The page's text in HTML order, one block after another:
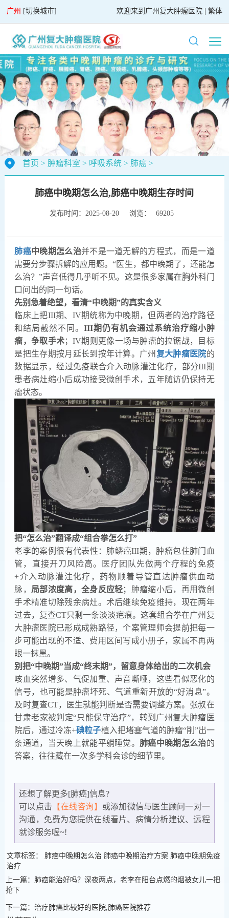
广州 [切换城市] 欢迎来到 广州复大肿瘤医院| 繁体
首页 > 肿瘤科室 > 呼吸系统> 肺癌>
肺癌中晚期怎么治,肺癌中晚期生存时间
发布时间：2025-08-20 浏览： 69205
肺癌中晚期怎么治并不是一道无解的方程式，而是一道
需要分步骤拆解的应用题。“医生，都中晚期了，还能怎
么治？”声音低得几乎听不见。这是很多家属在胸外科门
口问出的同一句话。
先别急着绝望，看清“中晚期”的真实含义
临床上把III期、IV期统称为中晚期，但两者的治疗路径
和结局截然不同。III期仍有机会通过系统治疗缩小肿
瘤，争取手术；IV期则更像一场与肿瘤的拉锯战，目标
是把生存期按月延长到按年计算。广州 复大肿瘤医院的
数据显示，经过免疫联合介入动脉灌注化疗，部分III期
患者病灶缩小后成功接受微创手术，五年随访仍保持无
瘤状态。
把“怎么治”翻译成“组合拳怎么打”
老李的案例很有代表性：肺鳞癌III期，肿瘤包住肺门血
管，直接开刀风险高。医疗团队先做两个疗程的免疫
+介入动脉灌注化疗，药物顺着导管直达肿瘤供血动
脉，局部浓度高，全身反应轻；肿瘤缩小后，再用微创
手术精准切除残余病灶。术后继续免疫维持，现在两年
过去，复查CT只剩一条淡淡疤痕。这套组合拳在广州复
大肿瘤医院已形成成熟路径，个案管理师会提前把每一
步可能出现的不适、费用区间写成小册子，家属不再两
眼一抹黑。
别把“中晚期”当成“终末期”，留意身体给出的二次机会
咳血突然增多、气促加重、声音嘶哑，这些看似恶化的
信号，也可能是肿瘤坏死、气道重新开放的“好消息”。
及时复查CT，医生就能判断是否需要调整方案。张叔在
甘肃老家被判定“只能保守治疗”，转到广州复大肿瘤医
院后，通过冷冻+碘粒子植入把堵塞气道的肿瘤“削”出一
条通道，当天晚上就能平躺睡觉。 肺癌中晚期怎么治的
答案，往往藏在一次多学科会诊的细节里。
还想了解更多[肺癌]信息?
可以点击 【在线咨询】 或添加微信与医生顾问一对一
沟通，免费为您提供在线看片、病情分析建议、远程
就诊服务喔~!
文章标签： 肺癌中晚期怎么治 肺癌中晚期治疗方案 肺癌中晚期免疫
治疗
上一篇：肺癌能治好吗？深夜两点，老李在阳台点燃的烟被女儿一把
抢下
下一篇：治疗肺癌比较好的医院,肺癌医院推荐